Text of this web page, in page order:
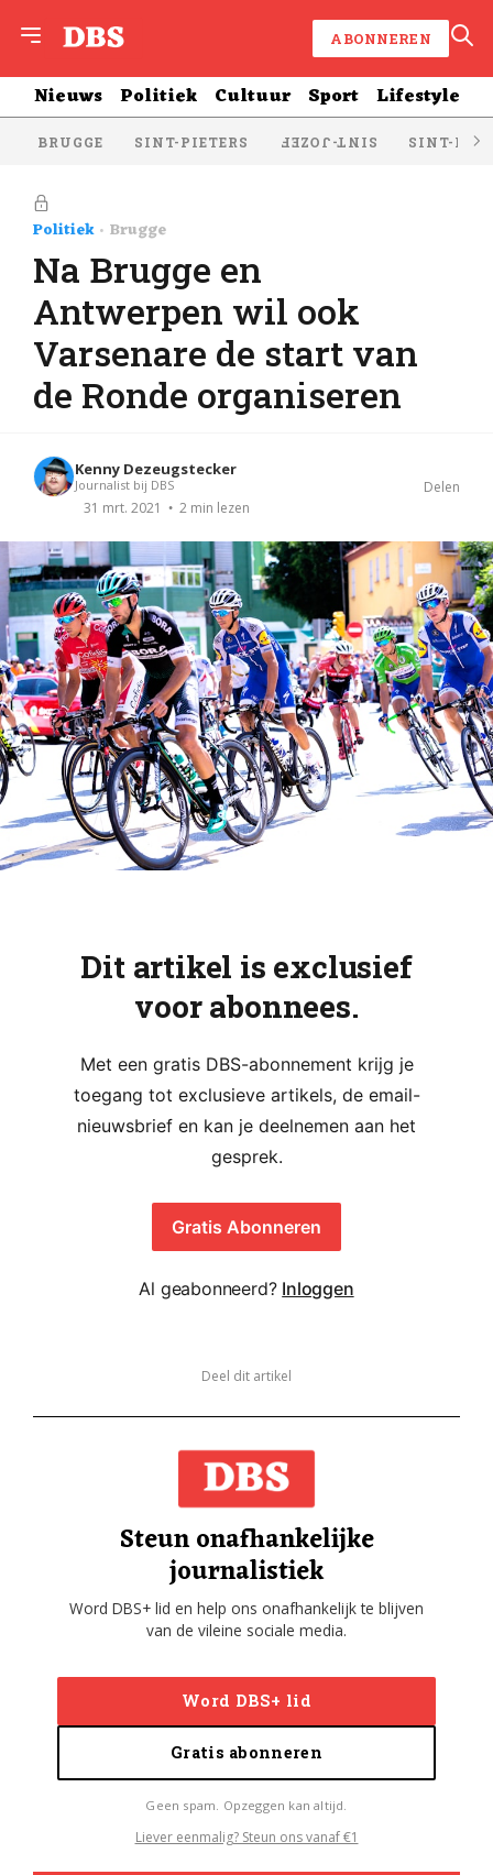
ABONNEREN
Nieuws Politiek Cultuur Sport Lifestyle
BRUGGE SINT-PIETERS SINT-JOZEF SINT-
Politiek Brugge
Na Brugge en
Antwerpen wil ook
Varsenare de start van
de Ronde organiseren
Kenny Dezeugstecker
Journalist bij DBS
31 mrt. 2021 2 min lezen
Delen
Dit artikel is exclusief
voor abonnees.
Met een gratis DBS-abonnement krijg je
toegang tot exclusieve artikels, de email-
nieuwsbrief en kan je deelnemen aan het
gesprek.
Gratis Abonneren
Al geabonneerd? Inloggen
Deel dit artikel
Steun onafhankelijke
journalistiek
Word DBS+ lid en help ons onafhankelijk te blijven
van de vileine sociale media.
Word DBS+ lid
Gratis abonneren
Geen spam. Opzeggen kan altijd.
Liever eenmalig? Steun ons vanaf €1